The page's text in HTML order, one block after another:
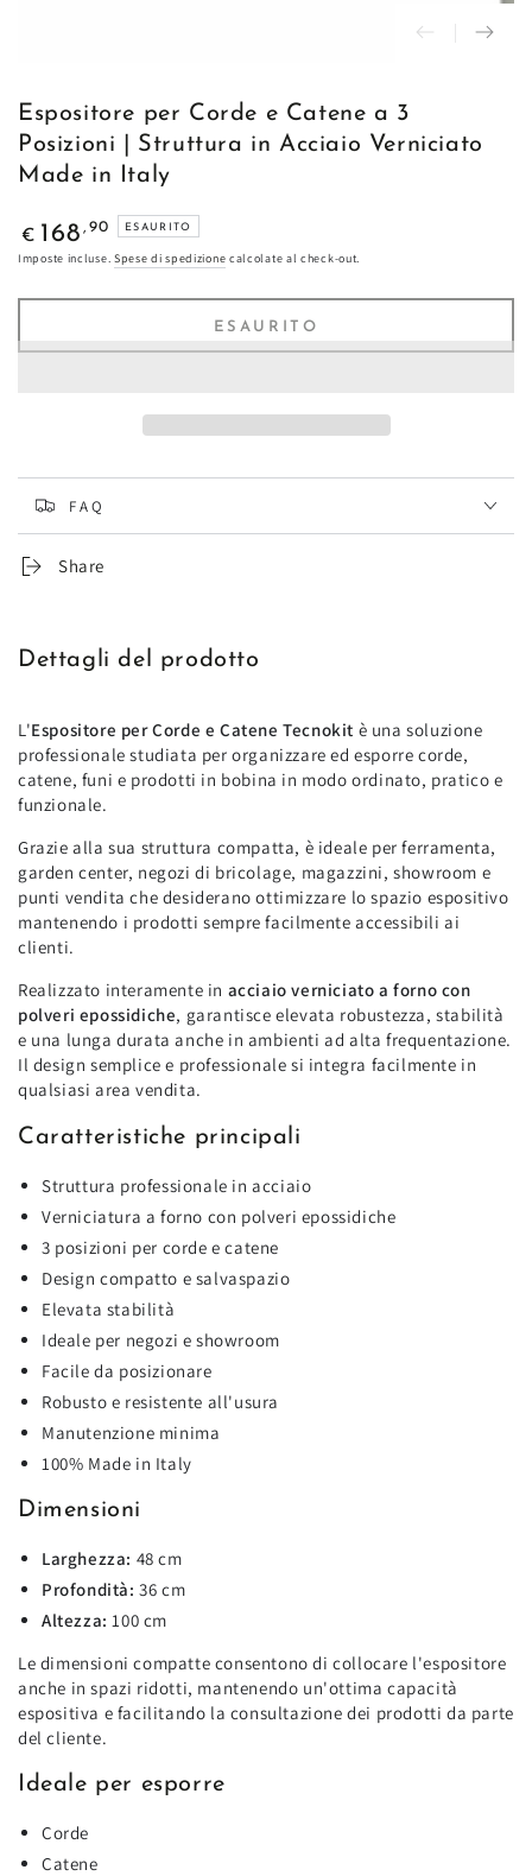
Espositore per Corde e Catene a 3
Posizioni | Struttura in Acciaio Verniciato
Made in Italy
Prezzo
regolare
€ 168 ,90 ESAURITO
Imposte incluse. Spese di spedizione calcolate al check-out.
ESAURITO
FAQ
Share
Dettagli del prodotto
L'Espositore per Corde e Catene Tecnokit è una soluzione
professionale studiata per organizzare ed esporre corde,
catene, funi e prodotti in bobina in modo ordinato, pratico e
funzionale.
Grazie alla sua struttura compatta, è ideale per ferramenta,
garden center, negozi di bricolage, magazzini, showroom e
punti vendita che desiderano ottimizzare lo spazio espositivo
mantenendo i prodotti sempre facilmente accessibili ai
clienti.
Realizzato interamente in acciaio verniciato a forno con
polveri epossidiche, garantisce elevata robustezza, stabilità
e una lunga durata anche in ambienti ad alta frequentazione.
Il design semplice e professionale si integra facilmente in
qualsiasi area vendita.
Caratteristiche principali
Struttura professionale in acciaio
Verniciatura a forno con polveri epossidiche
3 posizioni per corde e catene
Design compatto e salvaspazio
Elevata stabilità
Ideale per negozi e showroom
Facile da posizionare
Robusto e resistente all'usura
Manutenzione minima
100% Made in Italy
Dimensioni
Larghezza: 48 cm
Profondità: 36 cm
Altezza: 100 cm
Le dimensioni compatte consentono di collocare l'espositore
anche in spazi ridotti, mantenendo un'ottima capacità
espositiva e facilitando la consultazione dei prodotti da parte
del cliente.
Ideale per esporre
Corde
Catene